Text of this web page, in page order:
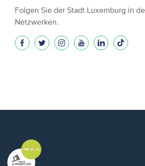
Folgen Sie der Stadt Luxemburg in
Netzwerken.